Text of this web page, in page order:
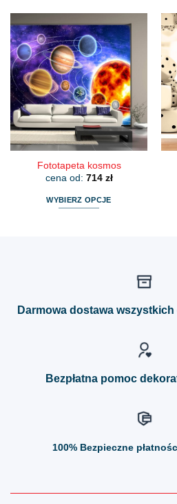
ma
wiele
wariantów.
Opcje
można
wybrać
na
stronie
produktu
Fototapeta kosmos
cena od: 714 zł
WYBIERZ OPCJE
Darmowa dostawa wszystkich
Bezpłatna pomoc
100% Bezpieczne